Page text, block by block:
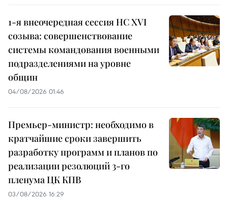
1-я внеочередная сессия НС XVI
созыва: совершенствование
системы командования военными
подразделениями на уровне
общин
04/08/2026 01:46
Премьер-министр: необходимо в
кратчайшие сроки завершить
разработку программ и планов по
реализации резолюций 3-го
пленума ЦК КПВ
03/08/2026 16:29